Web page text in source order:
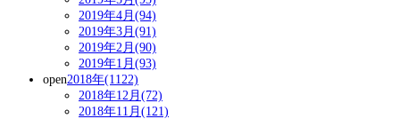
2019年4月(94)
2019年3月(91)
2019年2月(90)
2019年1月(93)
open2018年(1122)
2018年12月(72)
2018年11月(121)